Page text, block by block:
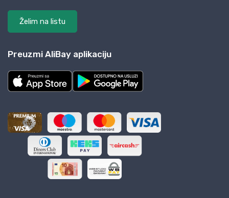
Želim na listu
Preuzmi AliBay aplikaciju